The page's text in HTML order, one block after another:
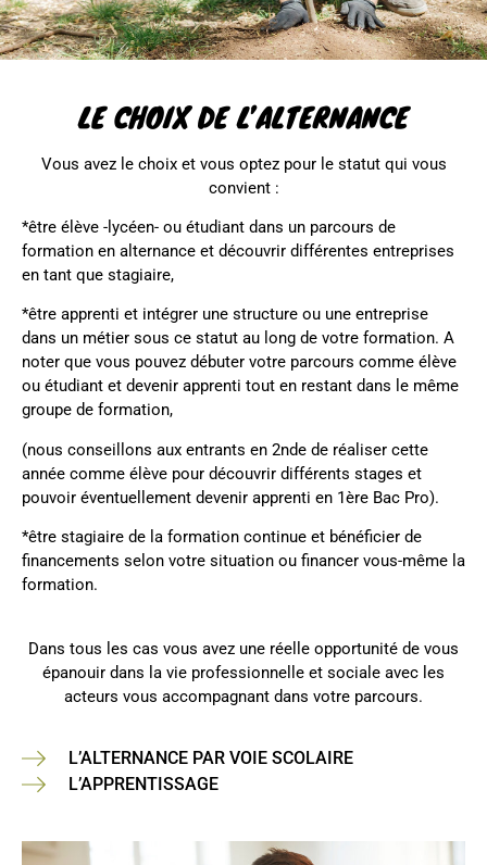
LE CHOIX DE L’ALTERNANCE
Vous avez le choix et vous optez pour le statut qui vous
convient :
*être élève -lycéen- ou étudiant dans un parcours de
formation en alternance et découvrir différentes entreprises
en tant que stagiaire,
*être apprenti et intégrer une structure ou une entreprise
dans un métier sous ce statut au long de votre formation. A
noter que vous pouvez débuter votre parcours comme élève
ou étudiant et devenir apprenti tout en restant dans le même
groupe de formation,
(nous conseillons aux entrants en 2nde de réaliser cette
année comme élève pour découvrir différents stages et
pouvoir éventuellement devenir apprenti en 1ère Bac Pro).
*être stagiaire de la formation continue et bénéficier de
financements selon votre situation ou financer vous-même la
formation.
Dans tous les cas vous avez une réelle opportunité de vous
épanouir dans la vie professionnelle et sociale avec les
acteurs vous accompagnant dans votre parcours.
L’ALTERNANCE PAR VOIE SCOLAIRE
L’APPRENTISSAGE